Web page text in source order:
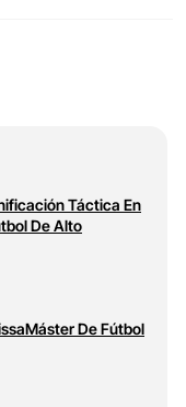
Táctica En
De Alto
Máster De Fútbol